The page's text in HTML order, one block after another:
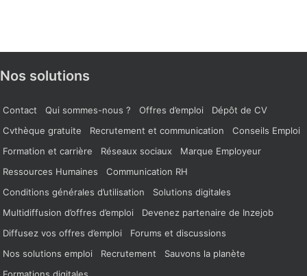
Nos solutions
Contact Qui sommes-nous ? Offres d’emploi
Dépôt de CV
Cvthèque gratuite
Recrutement et communication
Conseils Emploi
Formation et carrière
Réseaux sociaux
Marque Employeur
Ressources Humaines
Communication RH
Conditions générales d’utilisation
Solutions digitales
Multidiffusion d’offres d’emploi
Devenez partenaire de Inzejob
Diffusez vos offres d’emploi
Forums et discussions
Nos solutions emploi
Recrutement
Sauvons la planète